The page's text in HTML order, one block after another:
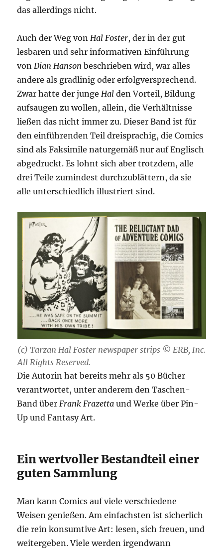
das allerdings nicht.
Auch der Weg vonHal Foster, der in der gut
lesbaren und sehr informativen Einführung
vonDian Hanson beschrieben wird, war alles
andere als gradlinig oder erfolgversprechend.
Zwar hatte der jungeHal den Vorteil, Bildung
aufsaugen zu wollen, allein, die Verhältnisse
ließen das nicht immer zu. Dieser Band ist für
den einführenden Teil dreisprachig, die Comics
sind als Faksimile naturgemäß nur auf Englisch
abgedruckt. Es lohnt sich aber trotzdem, alle
drei Teile zumindest durchzublättern, da sie
alle unterschiedlich illustriert sind.
(c) Tarzan Hal Foster newspaper strips © ERB, Inc.
All Rights Reserved.
Die Autorin hat bereits mehr als 50 Bücher
verantwortet, unter anderem den Taschen-
Band über Frank Frazetta und Werke über Pin-
Up und Fantasy Art.
Ein wertvoller Bestandteil einer
guten Sammlung
Man kann Comics auf viele verschiedene
Weisen genießen. Am einfachsten ist sicherlich
die rein konsumtive Art: lesen, sich freuen, und
weitergeben. Viele werden irgendwann